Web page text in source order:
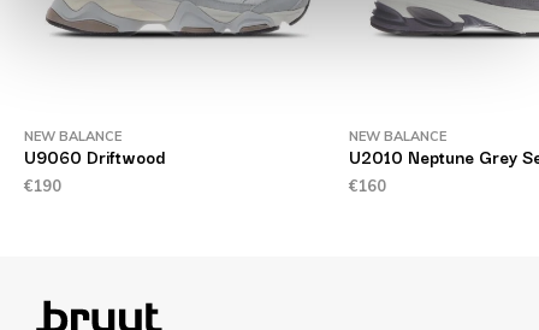
NEW BALANCE
U9060 Driftwood
€190
NEW BALANCE
U2010 Neptune Grey
€160